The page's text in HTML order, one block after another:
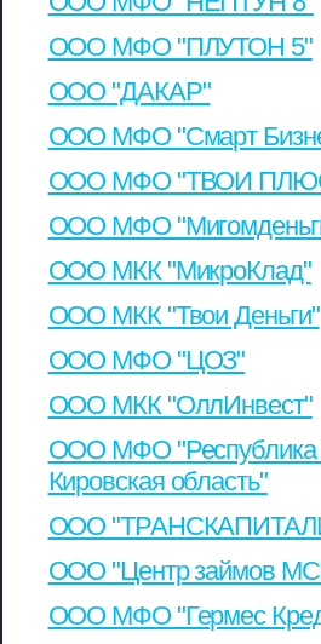
ООО МФО "ПЛУТОН 5"
ООО "ДАКАР"
ООО МФО "Смарт
ООО МФО "ТВОИ
ООО МФО
ООО МКК "МикроКлад"
ООО МКК "Твои Деньги"
ООО МФО "ЦОЗ"
ООО МКК "ОллИнвест"
ООО МФО "Республика
Кировская область"
ООО
ООО "Центр займов
ООО МФО "Гермес